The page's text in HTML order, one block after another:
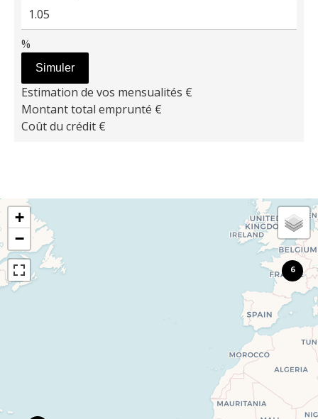
%
Simuler
Estimation de vos mensualités €
Montant total emprunté €
Coût du crédit €
6
+
−